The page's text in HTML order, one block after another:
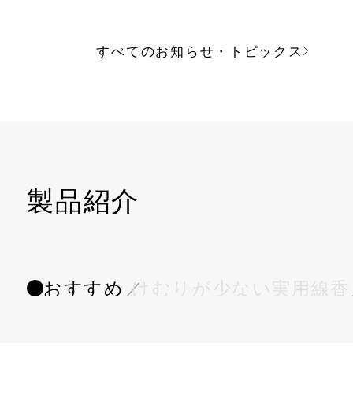
すべてのお知らせ・トピックス
製品紹介
おすすめ ／
けむりが少ない実用線香